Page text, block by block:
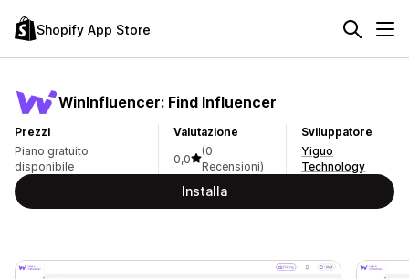
Shopify App Store
WinInfluencer: Find Influencer
Prezzi
Piano gratuito
disponibile
Valutazione
0,0
(0
Recensioni)
Sviluppatore
Yiguo
Technology
Installa